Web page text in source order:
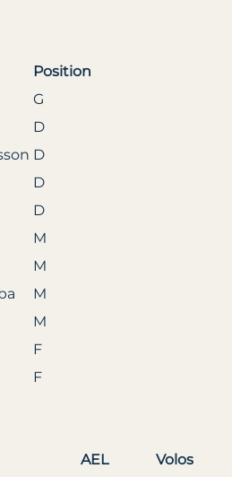
Position
G
D
D
D
D
M
M
M
M
F
F
AEL
Volos